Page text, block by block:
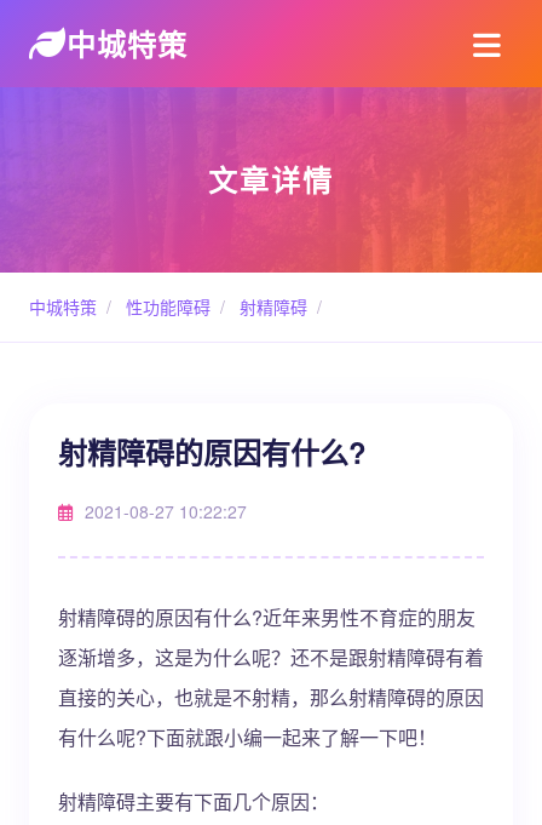
中城特策
文章详情
中城特策 / 性功能障碍 / 射精障碍 /
射精障碍的原因有什么?
2021-08-27 10:22:27
射精障碍的原因有什么?近年来男性不育症的朋友
逐渐增多，这是为什么呢？还不是跟射精障碍有着
直接的关心，也就是不射精，那么射精障碍的原因
有什么呢?下面就跟小编一起来了解一下吧！
射精障碍主要有下面几个原因：